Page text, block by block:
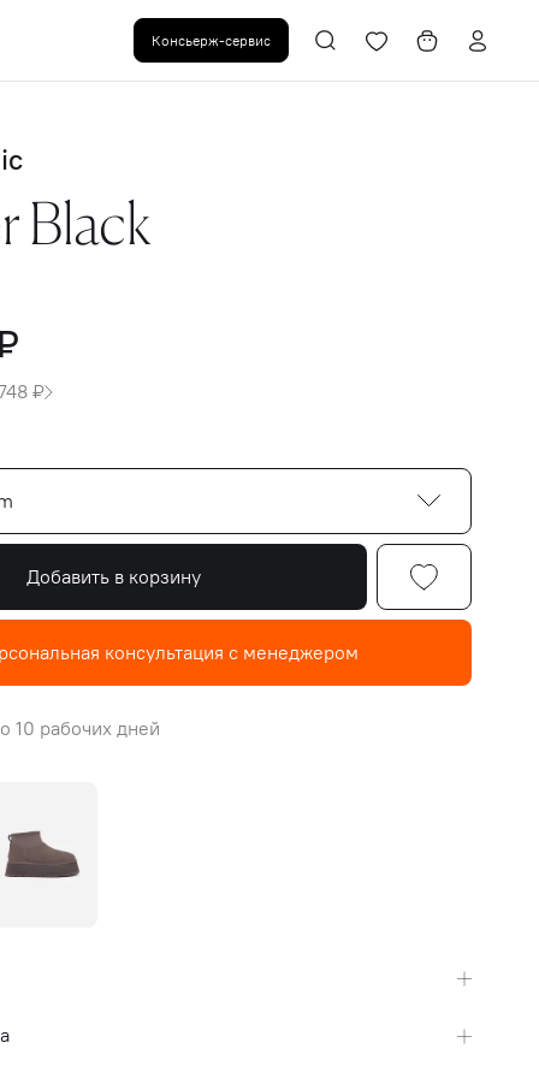
Консьерж-сервис
Black
₽
Добавить в корзину
консультация с менеджером
10 рабочих дней